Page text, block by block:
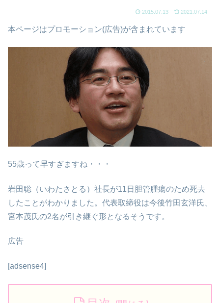
2015.07.13 2021.07.14
本ページはプロモーション(広告)が含まれています
55歳って早すぎますね・・・
岩田聡（いわたさとる）社長が11日胆管腫瘍のため死去
したことがわかりました。代表取締役は今後竹田玄洋氏、
宮本茂氏の2名が引き継ぐ形となるそうです。
広告
[adsense4]